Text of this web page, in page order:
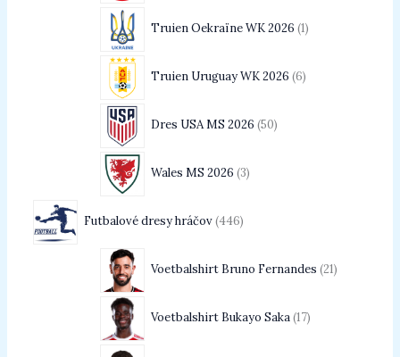
Truien Oekraïne WK 2026 1
Truien Uruguay WK 2026 6
Dres USA MS 2026 50
Wales MS 2026 3
Futbalové dresy hráčov 446
Voetbalshirt Bruno Fernandes 21
Voetbalshirt Bukayo Saka 17